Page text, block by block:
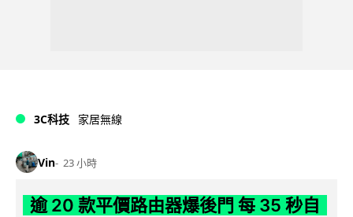
3C科技 家居無線
Vin 23 小時
逾 20 款平價路由器爆後門 每 35 秒自